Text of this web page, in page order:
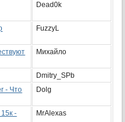
Dead0k
FuzzyL
Михайло
Dmitry_SPb
- Что
Dolg
-
MrAlexas